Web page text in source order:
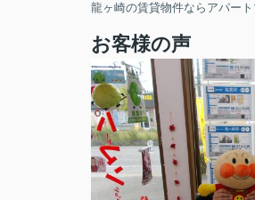
龍ヶ崎の賃貸物件ならアパー
お客様の声